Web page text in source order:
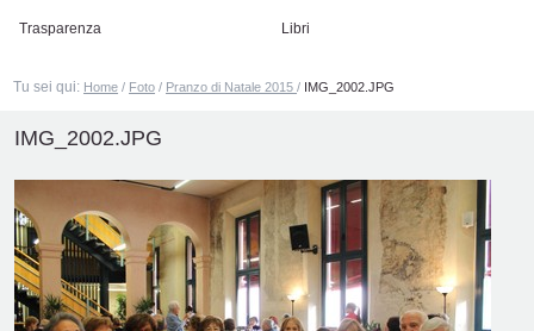
Trasparenza Libri
Tu sei qui: Home / Foto / Pranzo di Natale 2015/ IMG_2002.JPG
IMG_2002.JPG